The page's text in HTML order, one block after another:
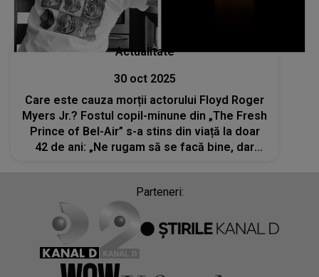
Actualitate
30 oct 2025
Care este cauza morții actorului Floyd Roger
Myers Jr.? Fostul copil-minune din „The Fresh
Prince of Bel-Air” s-a stins din viață la doar
42 de ani: „Ne rugam să se facă bine, dar
Parteneri: